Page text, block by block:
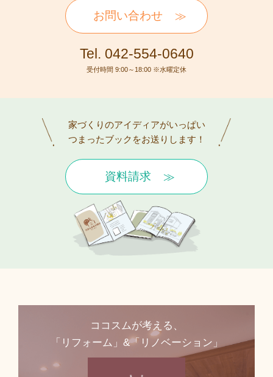
お問い合わせ
Tel. 042-554-0640
受付時間 9:00～18:00 ※水曜定休
家づくりのアイディアがいっぱい
つまったブックをお送りします！
資料請求
ココスムが考える、
「リフォーム」&「リノベーション」